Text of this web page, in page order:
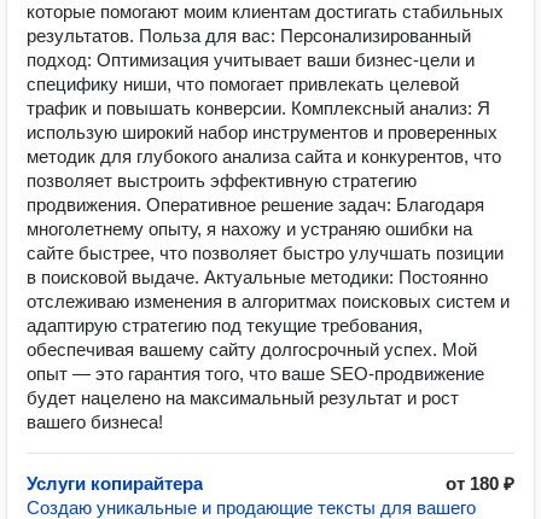
которые помогают моим клиентам достигать стабильных
результатов. Польза для вас: Персонализированный
подход: Оптимизация учитывает ваши бизнес-цели и
специфику ниши, что помогает привлекать целевой
трафик и повышать конверсии. Комплексный анализ: Я
использую широкий набор инструментов и проверенных
методик для глубокого анализа сайта и конкурентов, что
позволяет выстроить эффективную стратегию
продвижения. Оперативное решение задач: Благодаря
многолетнему опыту, я нахожу и устраняю ошибки на
сайте быстрее, что позволяет быстро улучшать позиции
в поисковой выдаче. Актуальные методики: Постоянно
отслеживаю изменения в алгоритмах поисковых систем и
адаптирую стратегию под текущие требования,
обеспечивая вашему сайту долгосрочный успех. Мой
опыт — это гарантия того, что ваше SEO-продвижение
будет нацелено на максимальный результат и рост
вашего бизнеса!
Услуги копирайтера
от 180 ₽
Создаю уникальные и продающие тексты для вашего